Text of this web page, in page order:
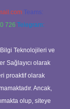
Teams:
726 Telegram:
Teknolojileri ve
Sağlayıcı olarak
proaktif olarak
Ancak,
olup, siteye